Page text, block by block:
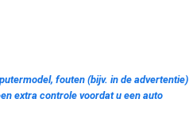
fouten (bijv. in de advertentie)
extra controle voordat u een auto